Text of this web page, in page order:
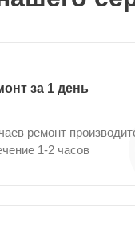
за 1 день
ремонт
1-2 часов